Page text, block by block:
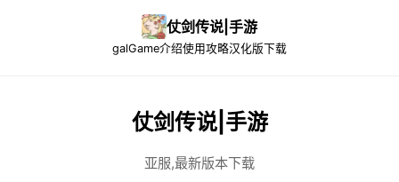
仗剑传说|手游
galGame介绍使用攻略汉化版下载
仗剑传说|手游
亚服,最新版本下载